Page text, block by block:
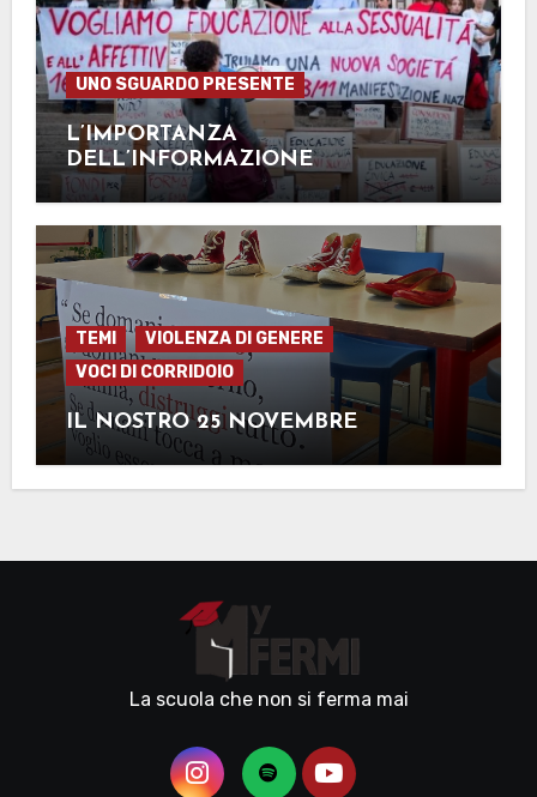
UNO SGUARDO PRESENTE
L’IMPORTANZA
DELL’INFORMAZIONE
TEMI
VIOLENZA DI GENERE
VOCI DI CORRIDOIO
IL NOSTRO 25 NOVEMBRE
La scuola che non si ferma mai